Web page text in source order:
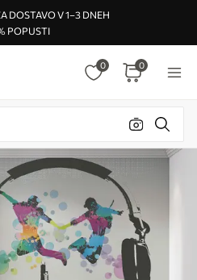
DOSTAVO V 1–3 DNEH
POPUSTI
0 0